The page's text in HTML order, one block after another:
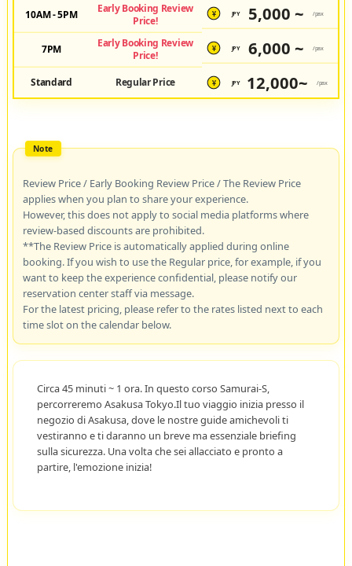
10AM - 5PM
Early Booking Review
Price!
¥ JPY 5,000 ~ /pax
7PM
Early Booking Review
Price!
¥ JPY 6,000 ~ /pax
Standard Regular Price ¥ JPY 12,000~ /pax
Review Price / Early Booking Review Price / The Review Price
applies when you plan to share your experience.
However, this does not apply to social media platforms where
review-based discounts are prohibited.
**The Review Price is automatically applied during online
booking. If you wish to use the Regular price, for example, if you
want to keep the experience confidential, please notify our
reservation center staff via message.
For the latest pricing, please refer to the rates listed next to each
time slot on the calendar below.
Circa 45 minuti ~ 1 ora. In questo corso Samurai-S,
percorreremo Asakusa Tokyo.Il tuo viaggio inizia presso il
negozio di Asakusa, dove le nostre guide amichevoli ti
vestiranno e ti daranno un breve ma essenziale briefing
sulla sicurezza. Una volta che sei allacciato e pronto a
partire, l'emozione inizia!